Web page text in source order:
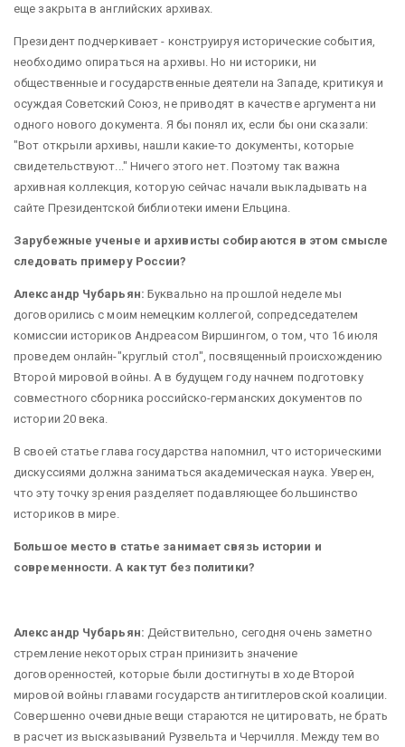
еще закрыта в английских архивах.
Президент подчеркивает - конструируя исторические события,
необходимо опираться на архивы. Но ни историки, ни
общественные и государственные деятели на Западе, критикуя и
осуждая Советский Союз, не приводят в качестве аргумента ни
одного нового документа. Я бы понял их, если бы они сказали:
"Вот открыли архивы, нашли какие-то документы, которые
свидетельствуют..." Ничего этого нет. Поэтому так важна
архивная коллекция, которую сейчас начали выкладывать на
сайте Президентской библиотеки имени Ельцина.
Зарубежные ученые и архивисты собираются в этом смысле
следовать примеру России?
Александр Чубарьян: Буквально на прошлой неделе мы
договорились с моим немецким коллегой, сопредседателем
комиссии историков Андреасом Виршингом, о том, что 16 июля
проведем онлайн-"круглый стол", посвященный происхождению
Второй мировой войны. А в будущем году начнем подготовку
совместного сборника российско-германских документов по
истории 20 века.
В своей статье глава государства напомнил, что историческими
дискуссиями должна заниматься академическая наука. Уверен,
что эту точку зрения разделяет подавляющее большинство
историков в мире.
Большое место в статье занимает связь истории и
современности. А как тут без политики?
Александр Чубарьян: Действительно, сегодня очень заметно
стремление некоторых стран принизить значение
договоренностей, которые были достигнуты в ходе Второй
мировой войны главами государств антигитлеровской коалиции.
Совершенно очевидные вещи стараются не цитировать, не брать
в расчет из высказываний Рузвельта и Черчилля. Между тем во